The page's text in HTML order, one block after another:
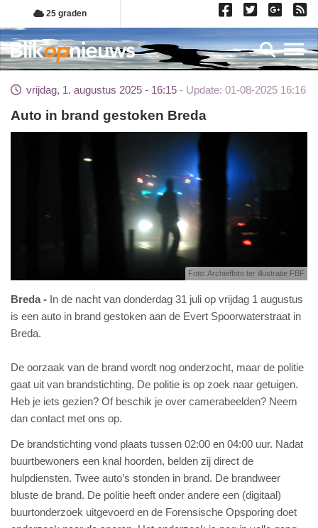
Overslaan
en
naar
de
gaan
25 graden
vrijdag, 1. augustus 2025 - 16:15 Update: 01-08-2025 16:16
Auto in brand gestoken Breda
Foto: Archieffoto ter illustratie FBF
Breda
In de nacht van donderdag 31 juli op vrijdag 1 augustus
is een auto in brand gestoken aan de Evert Spoorwaterstraat in
Breda.
De oorzaak van de brand wordt nog onderzocht, maar de politie
gaat uit van brandstichting. De politie is op zoek naar getuigen.
Heb je iets gezien? Of beschik je over camerabeelden? Neem
dan contact met ons op.
De brandstichting vond plaats tussen 02:00 en 04:00 uur. Nadat
buurtbewoners een knal hoorden, belden zij direct de
hulpdiensten. Twee auto’s stonden in brand. De brandweer
bluste de brand. De politie heeft onder andere een (digitaal)
buurtonderzoek uitgevoerd en de Forensische Opsporing doet